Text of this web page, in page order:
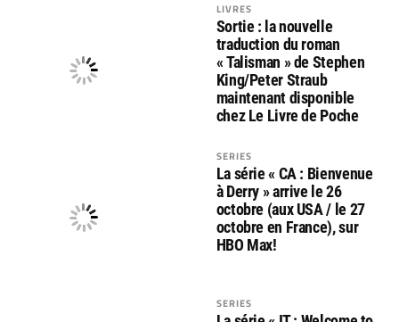
LIVRES
Sortie : la nouvelle
traduction du roman
« Talisman » de Stephen
King/Peter Straub
maintenant disponible
chez Le Livre de Poche
SERIES
La série « CA : Bienvenue
à Derry » arrive le 26
octobre (aux USA / le 27
octobre en France), sur
HBO Max!
SERIES